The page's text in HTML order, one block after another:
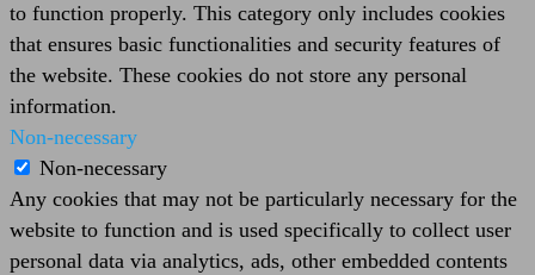
to function properly. This category only includes cookies
that ensures basic functionalities and security features of
the website. These cookies do not store any personal
information.
Non-necessary
Non-necessary
Any cookies that may not be particularly necessary for the
website to function and is used specifically to collect user
personal data via analytics, ads, other embedded contents